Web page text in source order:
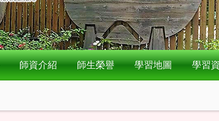
師資介紹 師生榮譽 學習地圖 學習